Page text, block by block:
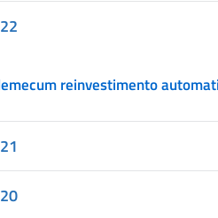
reinvestimento